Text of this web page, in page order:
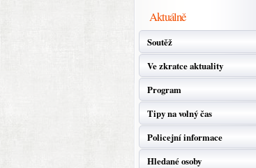
Aktuálně
Soutěž
Ve zkratce aktuality
Program
Tipy na volný čas
Policejní informace
Hledané osoby